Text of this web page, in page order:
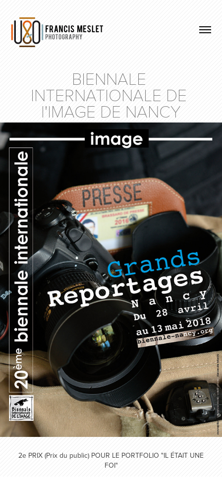
BIENNALE
INTERNATIONALE DE
l'IMAGE DE NANCY
2e PRIX (Prix du public) POUR LE PORTFOLIO "IL ÉTAIT UNE
FOI"